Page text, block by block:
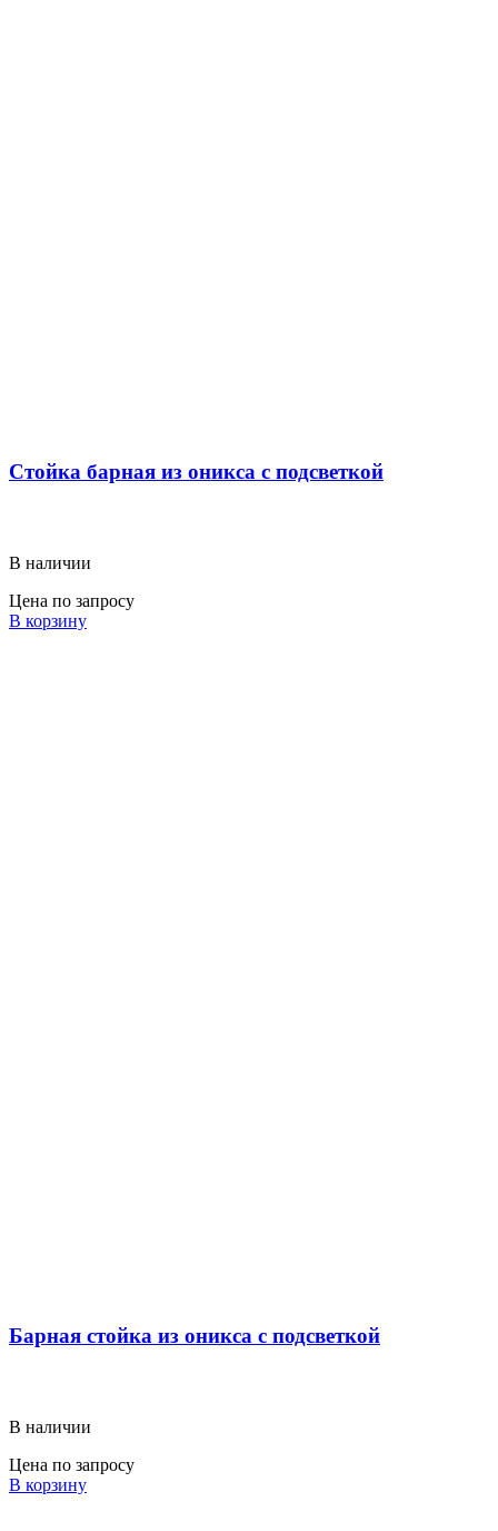
Стойка барная из оникса с подсветкой
В наличии
Цена по запросу
В корзину
Барная стойка из оникса с подсветкой
В наличии
Цена по запросу
В корзину